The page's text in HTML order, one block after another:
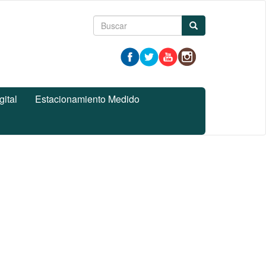
Formulario
búsqueda
Estacionamiento Medido